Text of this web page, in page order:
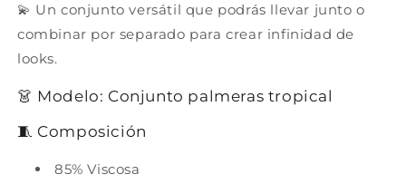
💫 Un conjunto versátil que podrás llevar junto o
combinar por separado para crear infinidad de
looks.
👗 Modelo: Conjunto palmeras tropical
🧵 Composición
85% Viscosa